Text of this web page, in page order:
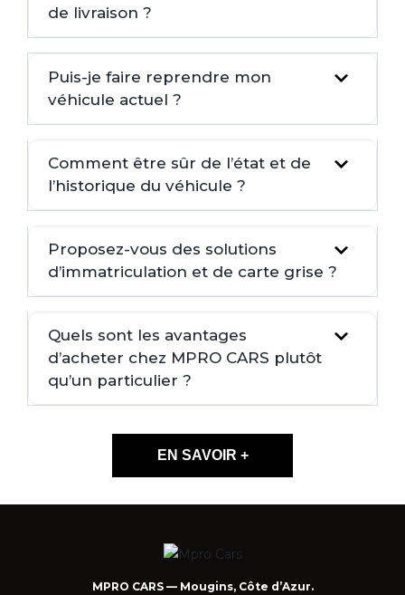
de livraison ?
Puis-je faire reprendre mon
véhicule actuel ?
Comment être sûr de l’état et de
l’historique du véhicule ?
Proposez-vous des solutions
d’immatriculation et de carte grise ?
Quels sont les avantages
d’acheter chez MPRO CARS plutôt
qu’un particulier ?
EN SAVOIR +
MPRO CARS — Mougins, Côte d’Azur.